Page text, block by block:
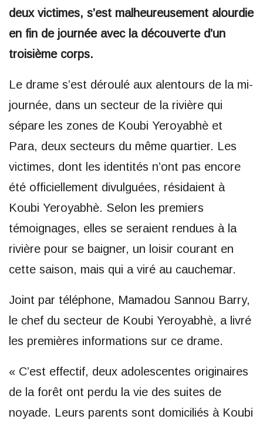
deux victimes, s’est malheureusement alourdie
en fin de journée avec la découverte d’un
troisième corps.
Le drame s’est déroulé aux alentours de la mi-
journée, dans un secteur de la rivière qui
sépare les zones de Koubi Yeroyabhè et
Para, deux secteurs du même quartier. Les
victimes, dont les identités n’ont pas encore
été officiellement divulguées, résidaient à
Koubi Yeroyabhè. Selon les premiers
témoignages, elles se seraient rendues à la
rivière pour se baigner, un loisir courant en
cette saison, mais qui a viré au cauchemar.
Joint par téléphone, Mamadou Sannou Barry,
le chef du secteur de Koubi Yeroyabhè, a livré
les premières informations sur ce drame.
« C’est effectif, deux adolescentes originaires
de la forêt ont perdu la vie des suites de
noyade. Leurs parents sont domiciliés à Koubi